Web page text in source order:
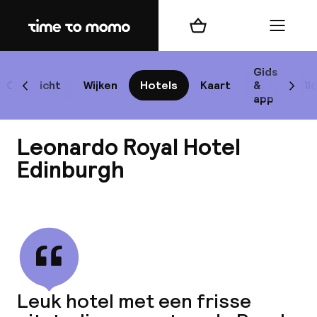
Home
Overzicht Wijken Hotels Kaart
Gids
&
app
Scroll naar links
Winkelmand Menu
Leonardo Royal Hotel
Edinburgh
Leuk hotel met een frisse